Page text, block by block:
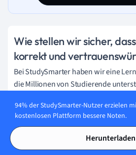
Wie stellen wir sicher,
korrekt und
Bei StudySmarter haben wir eine
die Millionen von Studierende
basierten Content zu liefern und
überprüft wird.
Content-Erstellungsprozess:
94% der StudySmarter-Nutzer erzielen
kostenlosen Plattform bessere Noten.
Herunterladen